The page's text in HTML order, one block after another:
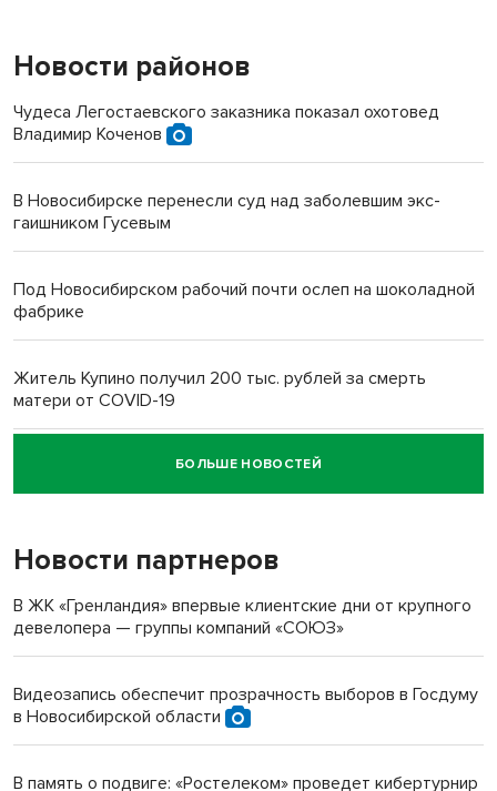
Новости районов
Чудеса Легостаевского заказника показал охотовед
Владимир Коченов
В Новосибирске перенесли суд над заболевшим экс-
гаишником Гусевым
Под Новосибирском рабочий почти ослеп на шоколадной
фабрике
Житель Купино получил 200 тыс. рублей за смерть
матери от COVID-19
Новосибирский суд наказал водителя за смерть
пенсионерки на вокзале
«Мы живём на пастбище!»: в новосибирском селе лошади
терроризируют жителей
Новосибирский преподаватель с женой вошли в топ-16
БОЛЬШЕ НОВОСТЕЙ
Новости партнеров
В ЖК «Гренландия» впервые клиентские дни от крупного
девелопера — группы компаний «СОЮЗ»
Видеозапись обеспечит прозрачность выборов в Госдуму
в Новосибирской области
В память о подвиге: «Ростелеком» проведет кибертурнир